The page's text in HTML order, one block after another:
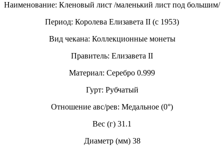
Наименование: Кленовый лист /маленький лист под большим/
Период: Королева Елизавета II (с 1953)
Вид чекана: Коллекционные монеты
Правитель: Елизавета II
Материал: Серебро 0.999
Гурт: Рубчатый
Отношение авс/рев: Медальное (0°)
Вес (г) 31.1
Диаметр (мм) 38